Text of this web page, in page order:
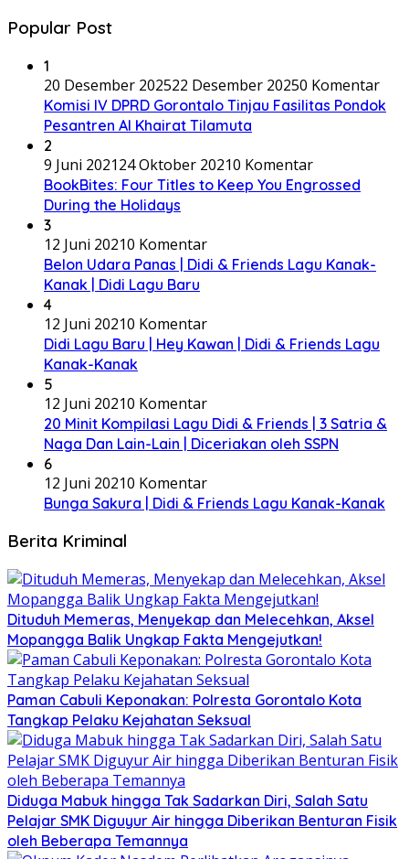
Popular Post
1
20 Desember 202522 Desember 20250 Komentar
Komisi IV DPRD Gorontalo Tinjau Fasilitas Pondok
Pesantren Al Khairat Tilamuta
2
9 Juni 202124 Oktober 20210 Komentar
BookBites: Four Titles to Keep You Engrossed
During the Holidays
3
12 Juni 20210 Komentar
Belon Udara Panas | Didi & Friends Lagu Kanak-
Kanak | Didi Lagu Baru
4
12 Juni 20210 Komentar
Didi Lagu Baru | Hey Kawan | Didi & Friends Lagu
Kanak-Kanak
5
12 Juni 20210 Komentar
20 Minit Kompilasi Lagu Didi & Friends | 3 Satria &
Naga Dan Lain-Lain | Diceriakan oleh SSPN
6
12 Juni 20210 Komentar
Bunga Sakura | Didi & Friends Lagu Kanak-Kanak
Berita Kriminal
Dituduh Memeras, Menyekap dan Melecehkan, Aksel
Mopangga Balik Ungkap Fakta Mengejutkan!
Paman Cabuli Keponakan: Polresta Gorontalo Kota
Tangkap Pelaku Kejahatan Seksual
Diduga Mabuk hingga Tak Sadarkan Diri, Salah Satu
Pelajar SMK Diguyur Air hingga Diberikan Benturan Fisik
oleh Beberapa Temannya